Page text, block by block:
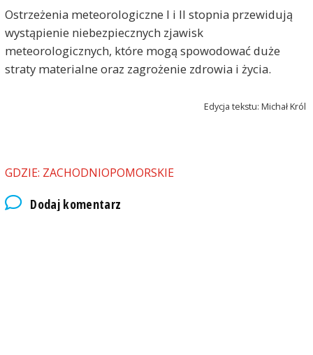
Ostrzeżenia meteorologiczne I i II stopnia przewidują
wystąpienie niebezpiecznych zjawisk
meteorologicznych, które mogą spowodować duże
straty materialne oraz zagrożenie zdrowia i życia.
Edycja tekstu: Michał Król
GDZIE: ZACHODNIOPOMORSKIE
Dodaj komentarz